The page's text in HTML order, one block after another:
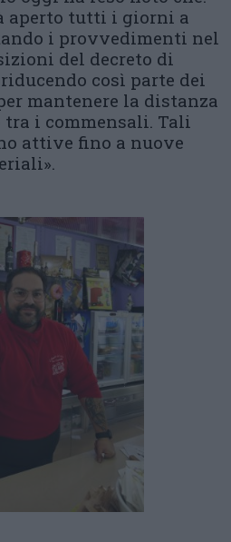
aperto tutti i giorni a
i provvedimenti nel
del decreto di
così parte dei
mantenere la distanza
i commensali. Tali
attive fino a nuove